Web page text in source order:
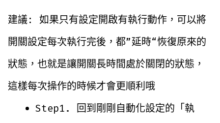
建議: 如果只有設定開啟有執行動作，可以將
開關設定每次執行完後，都”延時“恢復原來的
狀態，也就是讓開關長時間處於關閉的狀態，
這樣每次操作的時候才會更順利哦
Step1. 回到剛剛自動化設定的「執